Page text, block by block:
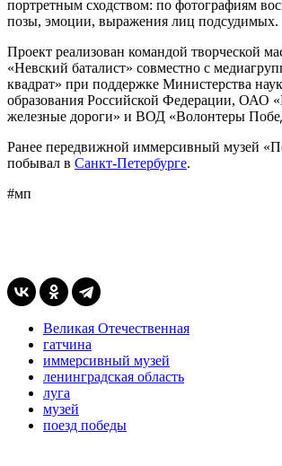
портретным сходством: по фотографиям
позы, эмоции, выражения лиц подсудимых.
Проект реализован командой творческой
«Невский баталист» совместно с
квадрат» при поддержке Министерства
образования Российской Федерации, ОАО
железные дороги» и ВОД «Волонтеры
Ранее передвижной иммерсивный музей
побывал в Санкт-Петербурге.
#мп
Великая Отечественная
гатчина
иммерсивный музей
ленинградская область
луга
музей
поезд победы